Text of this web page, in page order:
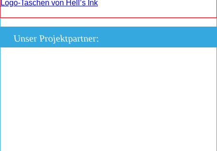
Logo-Taschen von Hell’s Ink
Unser Projektpartner: